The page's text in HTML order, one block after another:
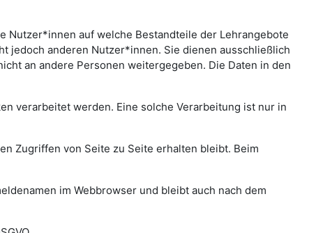
Nutzer*innen auf welche Bestandteile der Lehrangebote
jedoch anderen Nutzer*innen. Sie dienen ausschließlich
an andere Personen weitergegeben. Die Daten in den
verarbeitet werden. Eine solche Verarbeitung ist nur in
Zugriffen von Seite zu Seite erhalten bleibt. Beim
im Webbrowser und bleibt auch nach dem